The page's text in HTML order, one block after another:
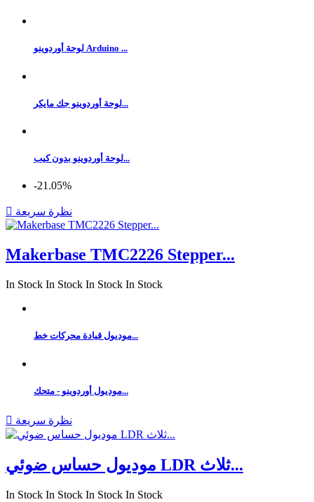
لوحة أوردوينو Arduino ...
لوحة أوردوينو جك مايكر...
لوحة أوردوينو بدون كيب...
‎-21.05%
 نظرة سريعة
Makerbase TMC2226 Stepper...
In Stock In Stock In Stock In Stock
موديول قيادة محركات خط...
موديول أوردوينو - متحك...
 نظرة سريعة
موديول حساس ضوئي LDR ثلاث...
In Stock In Stock In Stock In Stock